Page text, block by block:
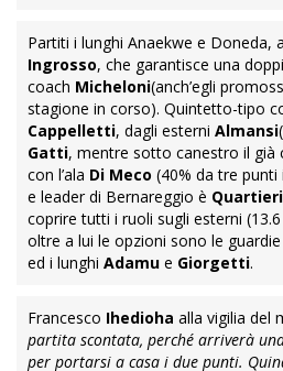
Partiti i lunghi Anaekwe e Doneda,
Ingrosso, che garantisce una
coach Micheloni(anch’egli
stagione in corso). Quintetto-tipo
Cappelletti, dagli esterni Almansi
Gatti, mentre sotto canestro il già
con l’ala Di Meco (40% da tre
e leader di Bernareggio è Quartieri
coprire tutti i ruoli sugli esterni
oltre a lui le opzioni sono le guardie
ed i lunghi Adamu e Giorgetti.
Francesco Ihedioha alla vigilia del
partita scontata, perché arriverà
per portarsi a casa i due punti.